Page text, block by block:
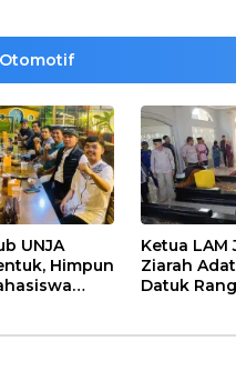
Otomotif
UNJA
Himpun
Ketua LAM
Ziarah
Datuk